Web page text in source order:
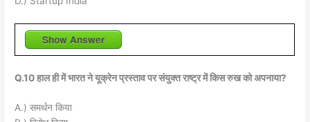
Show Answer
Q.10 हाल ही में भारत ने यूक्रेन प्रस्ताव पर संयुक्त राष्ट्र में किस रुख को अपनाया?
A.) समर्थन किया